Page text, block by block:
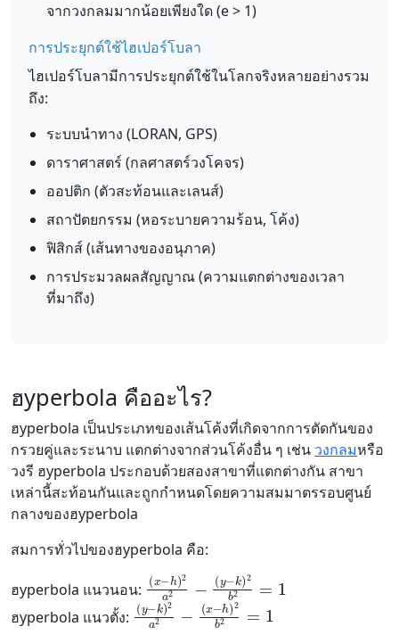
จากวงกลมมากน้อยเพียงใด (e > 1)
การประยุกต์ใช้ไฮเปอร์โบลา
ไฮเปอร์โบลามีการประยุกต์ใช้ในโลกจริงหลายอย่างรวม
ถึง:
ระบบนำทาง (LORAN, GPS)
ดาราศาสตร์ (กลศาสตร์วงโคจร)
ออปติก (ตัวสะท้อนและเลนส์)
สถาปัตยกรรม (หอระบายความร้อน, โค้ง)
ฟิสิกส์ (เส้นทางของอนุภาค)
การประมวลผลสัญญาณ (ความแตกต่างของเวลา
ที่มาถึง)
ฮyperbola คืออะไร?
ฮyperbola เป็นประเภทของเส้นโค้งที่เกิดจากการตัดกันของ
กรวยคู่และระนาบ แตกต่างจากส่วนโค้งอื่น ๆ เช่น วงกลมหรือ
วงรี ฮyperbola ประกอบด้วยสองสาขาที่แตกต่างกัน สาขา
เหล่านี้สะท้อนกันและถูกกำหนดโดยความสมมาตรรอบศูนย์
กลางของฮyperbola
สมการทั่วไปของฮyperbola คือ:
ฮyperbola แนวนอน:
(x−h) 2−
(y−k)2 =1
ฮyperbola แนวตั้ง:
(y−k) −
(x−h) 2=1